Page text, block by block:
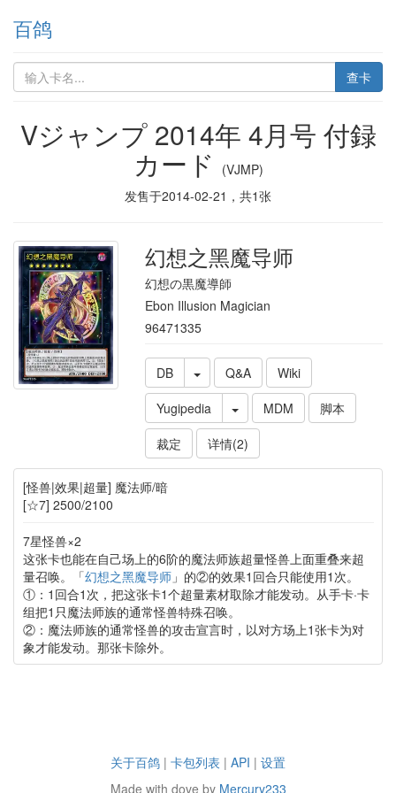
百鸽
查卡
Vジャンプ 2014年 4月号 付録
カード
(VJMP)
发售于2014-02-21 ，共1张
幻想之黑魔导师
幻想の黒魔導師
Ebon Illusion Magician
96471335
DB Q&A
Wiki
Yugipedia
MDM
脚本
裁定
详情(2)
[怪兽|效果|超量] 魔法师/暗
[☆7] 2500/2100
7星怪兽×2
这张卡也能在自己场上的6阶的魔法师族超量怪兽上面重叠来超
量召唤。「幻想之黑魔导师」的②的效果1回合只能使用1次。
①：1回合1次，把这张卡1个超量素材取除才能发动。从手卡·卡
组把1只魔法师族的通常怪兽特殊召唤。
②：魔法师族的通常怪兽的攻击宣言时，以对方场上1张卡为对
象才能发动。那张卡除外。
关于百鸽 | 卡包列表 | API | 设置
Made with dove by Mercury233